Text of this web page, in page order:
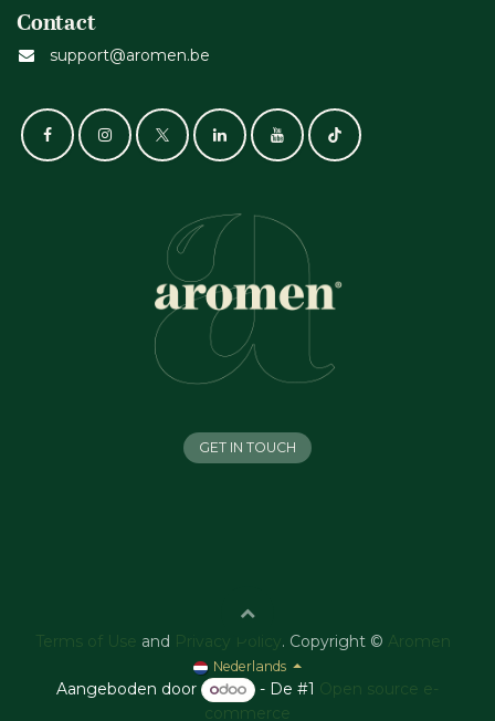
Contact
support@aromen.be
GET IN TOUCH
Terms of Use and Privacy Policy . Copyright © Aromen
Nederlands
Aangeboden door - De #1 Open source e-
commerce